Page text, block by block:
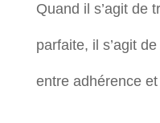
Quand il s’agit de
parfaite, il s’agit
entre adhérence